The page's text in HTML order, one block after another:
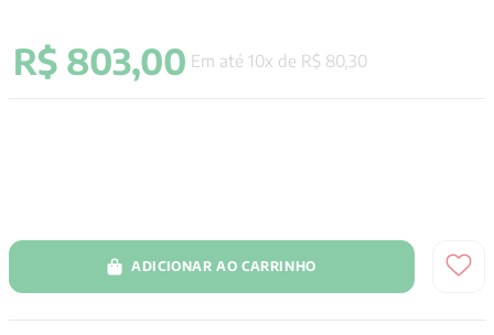
R$ 803,00 Em até 10x de R$ 80, 30
ADICIONAR AO CARRINHO